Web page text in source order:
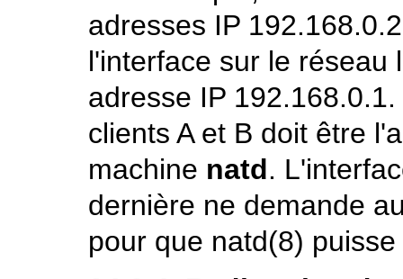
adresses IP 192.168.0.2
l'interface sur le
adresse IP 192.168.0.1
clients Aet B doit être
machine natd.
dernière ne demande
pour que natd(8)